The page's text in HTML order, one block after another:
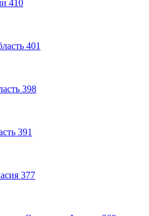
410
401
398
391
377